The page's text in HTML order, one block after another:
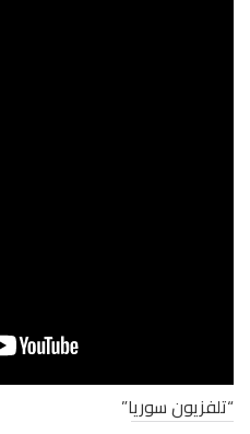
“تلفزيون سوريا”